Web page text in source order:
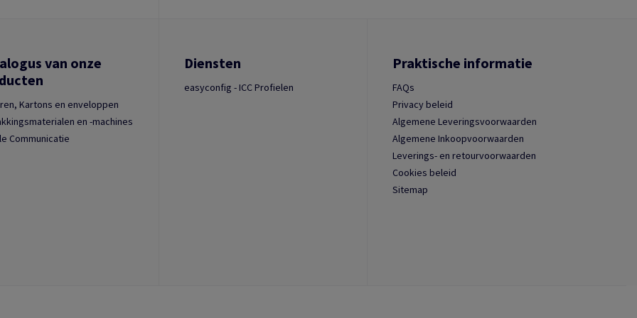
van onze
Kartons en enveloppen
en -machines
Communicatie
Diensten
easyconfig - ICC Profielen
Praktische informatie
FAQs
Privacy beleid
Algemene Leveringsvoorwaarden
Algemene Inkoopvoorwaarden
Leverings- en retourvoorwaarden
Cookies beleid
Sitemap